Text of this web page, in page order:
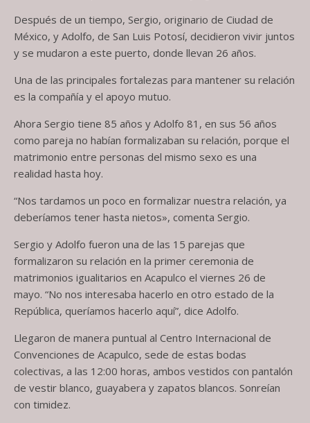
Después de un tiempo, Sergio, originario de Ciudad de
México, y Adolfo, de San Luis Potosí, decidieron vivir juntos
y se mudaron a este puerto, donde llevan 26 años.
Una de las principales fortalezas para mantener su relación
es la compañía y el apoyo mutuo.
Ahora Sergio tiene 85 años y Adolfo 81, en sus 56 años
como pareja no habían formalizaban su relación, porque el
matrimonio entre personas del mismo sexo es una
realidad hasta hoy.
“Nos tardamos un poco en formalizar nuestra relación, ya
deberíamos tener hasta nietos», comenta Sergio.
Sergio y Adolfo fueron una de las 15 parejas que
formalizaron su relación en la primer ceremonia de
matrimonios igualitarios en Acapulco el viernes 26 de
mayo. “No nos interesaba hacerlo en otro estado de la
República, queríamos hacerlo aquí”, dice Adolfo.
Llegaron de manera puntual al Centro Internacional de
Convenciones de Acapulco, sede de estas bodas
colectivas, a las 12:00 horas, ambos vestidos con pantalón
de vestir blanco, guayabera y zapatos blancos. Sonreían
con timidez.